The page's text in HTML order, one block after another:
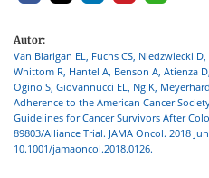
Autor:
Van Blarigan EL, Fuchs CS, Niedzwiecki
Whittom R, Hantel A, Benson A, Atienza
Ogino S, Giovannucci EL, Ng K,
Adherence to the American Cancer
Guidelines for Cancer Survivors After
89803/Alliance Trial. JAMA Oncol. 2018
10.1001/jamaoncol.2018.0126.